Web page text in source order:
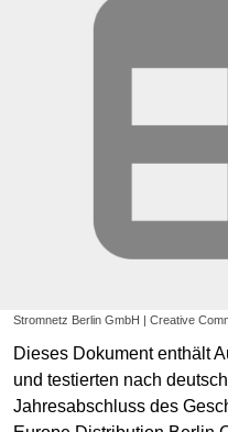
Stromnetz Berlin GmbH | Creative
Dieses Dokument enthält
und testierten nach
Jahresabschluss des